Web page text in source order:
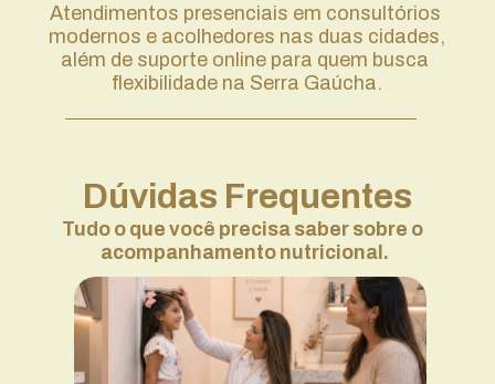
Atendimentos presenciais em consultórios
modernos e acolhedores nas duas cidades,
além de suporte online para quem busca
flexibilidade na Serra Gaúcha.
Dúvidas Frequentes
Tudo o que você precisa saber sobre o
acompanhamento nutricional.